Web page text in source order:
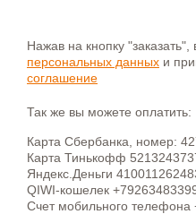
Нажав на кнопку
персональных данных и
соглашение
Так же вы можете оплатить:
Карта Сбербанка, номер:
Карта Тинькофф
Яндекс.Деньги
QIWI-кошелек
Счет мобильного телефона